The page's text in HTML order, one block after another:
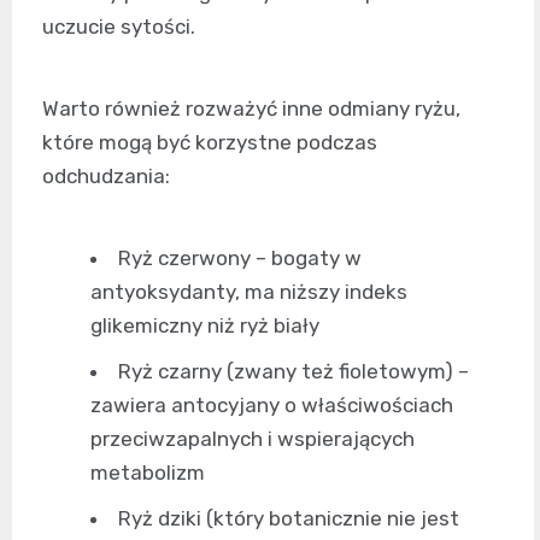
uczucie sytości.
Warto również rozważyć inne odmiany ryżu,
które mogą być korzystne podczas
odchudzania:
Ryż czerwony – bogaty w
antyoksydanty, ma niższy indeks
glikemiczny niż ryż biały
Ryż czarny (zwany też fioletowym) –
zawiera antocyjany o właściwościach
przeciwzapalnych i wspierających
metabolizm
Ryż dziki (który botanicznie nie jest